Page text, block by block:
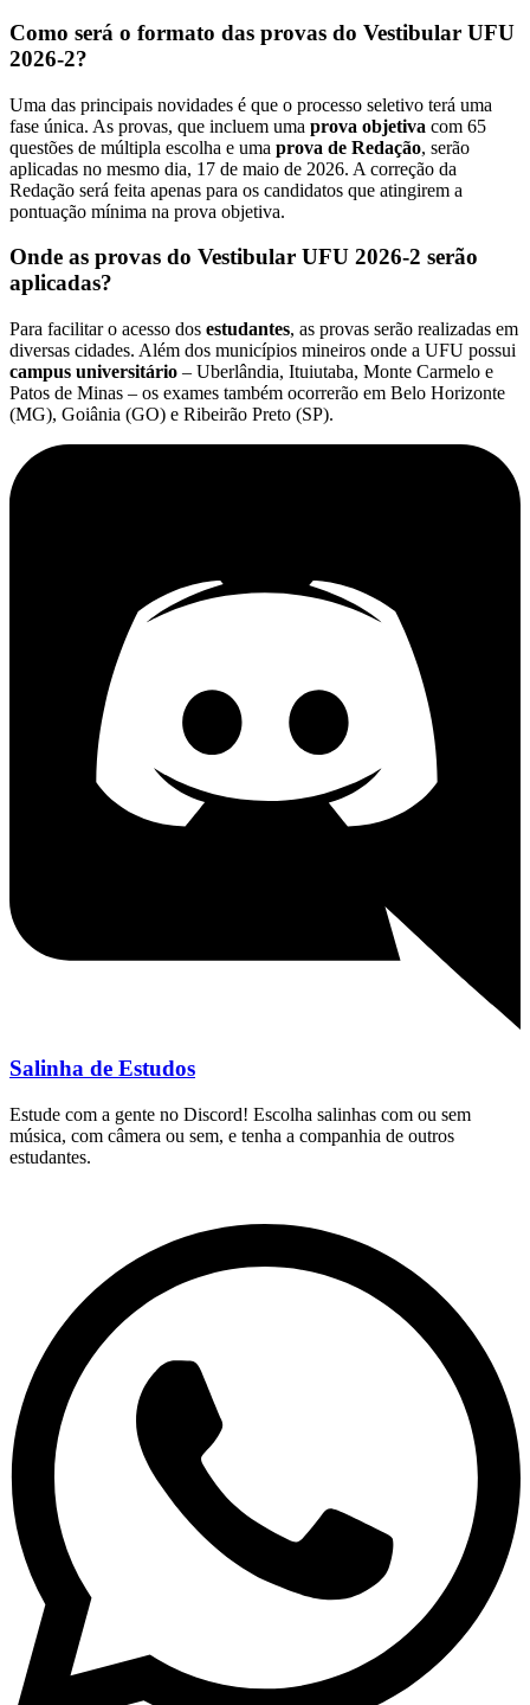
Como será o formato das provas do Vestibular UFU
2026-2?
Uma das principais novidades é que o processo seletivo terá uma
fase única. As provas, que incluem uma prova objetiva com 65
questões de múltipla escolha e uma prova de Redação, serão
aplicadas no mesmo dia, 17 de maio de 2026. A correção da
Redação será feita apenas para os candidatos que atingirem a
pontuação mínima na prova objetiva.
Onde as provas do Vestibular UFU 2026-2 serão
aplicadas?
Para facilitar o acesso dos estudantes, as provas serão realizadas em
diversas cidades. Além dos municípios mineiros onde a UFU possui
campus universitário – Uberlândia, Ituiutaba, Monte Carmelo e
Patos de Minas – os exames também ocorrerão em Belo Horizonte
(MG), Goiânia (GO) e Ribeirão Preto (SP).
Salinha de Estudos
Estude com a gente no Discord! Escolha salinhas com ou sem
música, com câmera ou sem, e tenha a companhia de outros
estudantes.